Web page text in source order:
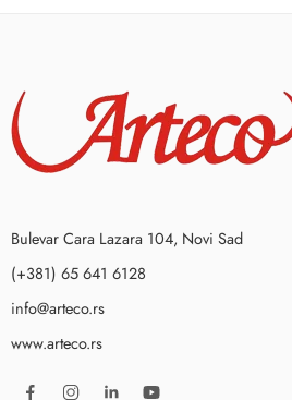
Bulevar Cara Lazara 104, Novi Sad
(+381) 65 641 6128
info@arteco.rs
www.arteco.rs